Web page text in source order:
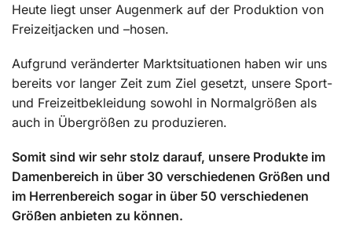
Heute liegt unser Augenmerk auf der Produktion von
Freizeitjacken und –hosen.
Aufgrund veränderter Marktsituationen haben wir uns
bereits vor langer Zeit zum Ziel gesetzt, unsere Sport-
und Freizeitbekleidung sowohl in Normalgrößen als
auch in Übergrößen zu produzieren.
Somit sind wir sehr stolz darauf, unsere Produkte im
Damenbereich in über 30 verschiedenen Größen und
im Herrenbereich sogar in über 50 verschiedenen
Größen anbieten zu können.